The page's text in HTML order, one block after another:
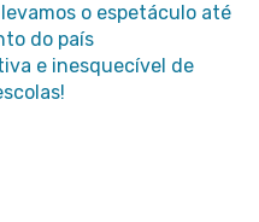
o espetáculo até
do país
e inesquecível de